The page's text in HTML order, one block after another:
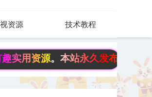
资源 技术教程
源。本站永久发布页《